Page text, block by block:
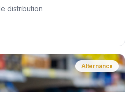
distribution
Alternance